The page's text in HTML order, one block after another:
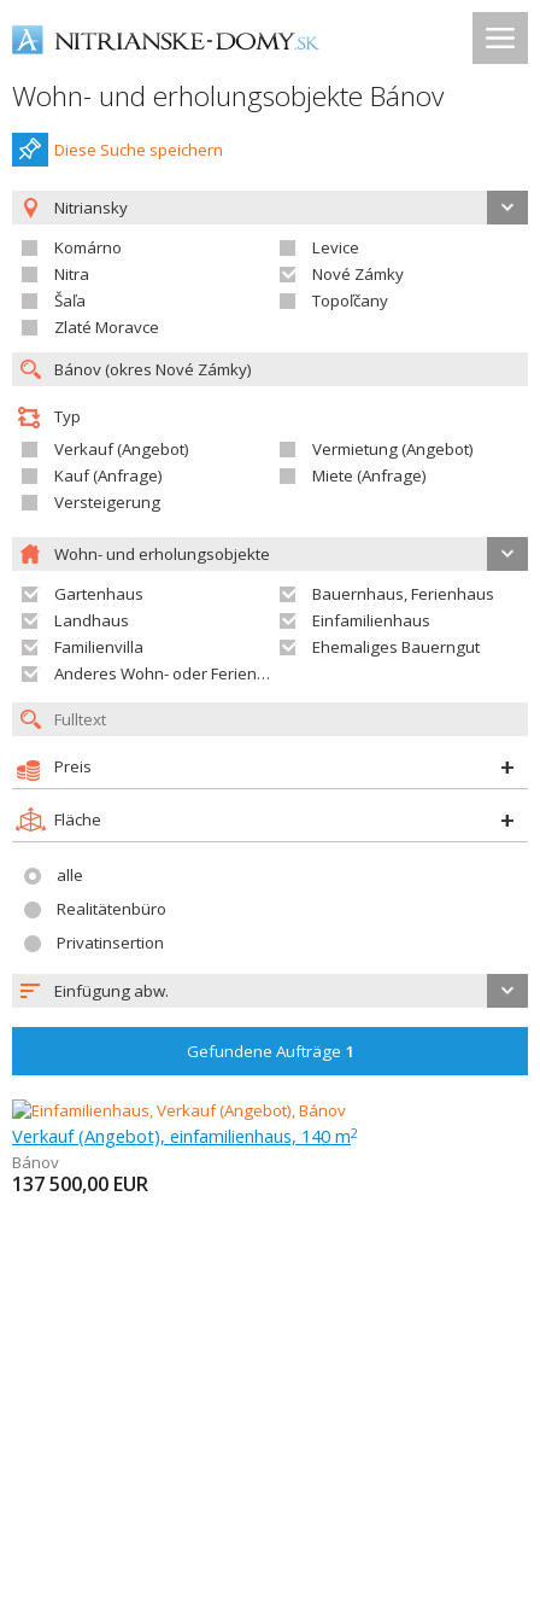
Wohn- und erholungsobjekte Bánov
Diese Suche speichern
Nitriansky
Komárno
Levice
Nitra
Nové Zámky
Šaľa
Topoľčany
Zlaté Moravce
Typ
Verkauf (Angebot)
Vermietung (Angebot)
Kauf (Anfrage)
Miete (Anfrage)
Versteigerung
Wohn- und erholungsobjekte
Gartenhaus
Bauernhaus, Ferienhaus
Landhaus
Einfamilienhaus
Familienvilla
Ehemaliges Bauerngut
Anderes Wohn- oder Ferienobjekt
Preis
Fläche
alle
Realitätenbüro
Privatinsertion
Einfügung abw.
Gefundene Aufträge 1
Verkauf (Angebot), einfamilienhaus, 140 m2
Bánov
137 500,00 EUR